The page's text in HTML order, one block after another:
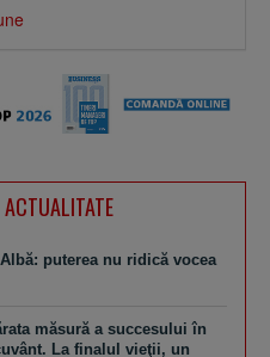
puterea nu ridică vocea
măsură a succesului în
La finalul vieţii, un